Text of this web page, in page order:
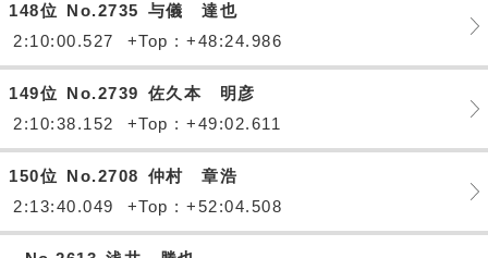
148位 No.2735 与儀 達也
2:10:00.527
+Top : +48:24.986
149位 No.2739 佐久本 明彦
2:10:38.152
+Top : +49:02.611
150位 No.2708 仲村 章浩
2:13:40.049
+Top : +52:04.508